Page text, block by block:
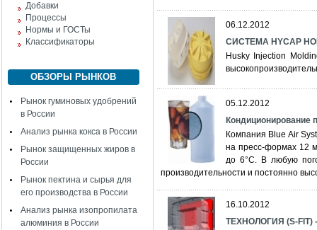
Добавки
Процессы
Нормы и ГОСТы
Классификаторы
ОБЗОРЫ РЫНКОВ
Рынок гуминовых удобрений
в России
Анализ рынка кокса в России
Рынок защищенных жиров в
России
Рынок пектина и сырья для
его производства в России
Анализ рынка изопропилата
алюминия в России
06.12.2012
СИСТЕМА HYCAP
Husky Injection
05.12.2012
Кондиционирование
Компания Blue Air
на пресс-формах 12
до 6°C. В любую
производительности и постоянно
16.10.2012
ТЕХНОЛОГИЯ (S-FIT) -